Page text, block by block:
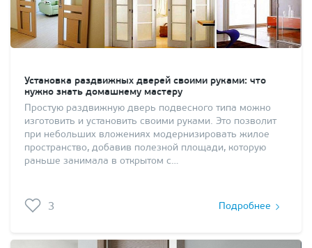
Установка раздвижных дверей своими руками: что
нужно знать домашнему мастеру
Простую раздвижную дверь подвесного типа можно
изготовить и установить своими руками. Это позволит
при небольших вложениях модернизировать жилое
пространство, добавив полезной площади, которую
раньше занимала в открытом с…
3 Подробнее